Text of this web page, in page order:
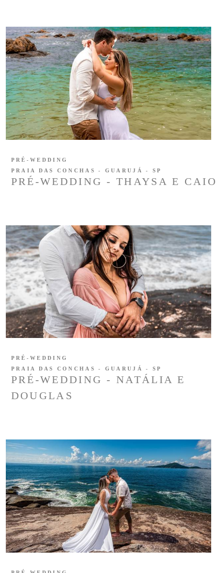
PRÉ-WEDDING - THAYSA E CAIO
PRÉ-WEDDING
PRAIA DAS CONCHAS - GUARUJÁ - SP
PRÉ-WEDDING - NATÁLIA E
DOUGLAS
PRÉ-WEDDING
PRAIA DAS CONCHAS - GUARUJÁ - SP